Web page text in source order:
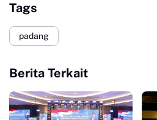
Tags
padang
Berita Terkait